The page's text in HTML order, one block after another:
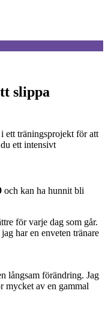
slippa
ett träningsprojekt för att
ett intensivt
och kan ha hunnit bli
för varje dag som går.
har en enveten tränare
långsam förändring. Jag
mycket av en gammal